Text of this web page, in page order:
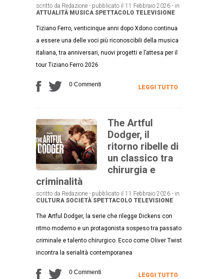
scritto da Redazione - pubblicato il 11 Febbraio 2026 - in
ATTUALITÀ MUSICA SPETTACOLO TELEVISIONE
Tiziano Ferro, venticinque anni dopo Xdono continua
a essere una delle voci più riconoscibili della musica
italiana, tra anniversari, nuovi progetti e l’attesa per il
tour Tiziano Ferro 2026
0 Commenti LEGGI TUTTO
The Artful
Dodger, il
ritorno ribelle di
un classico tra
chirurgia e
criminalità
scritto da Redazione - pubblicato il 11 Febbraio 2026 - in
CULTURA SOCIETÀ SPETTACOLO TELEVISIONE
The Artful Dodger, la serie che rilegge Dickens con
ritmo moderno e un protagonista sospeso tra passato
criminale e talento chirurgico. Ecco come Oliver Twist
incontra la serialità contemporanea
0 Commenti LEGGI TUTTO